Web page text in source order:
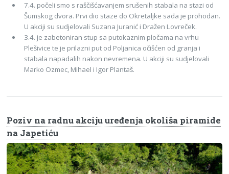
7.4. počeli smo s raščišćavanjem srušenih stabala na stazi od
Šumskog dvora. Prvi dio staze do Okretaljke sada je prohodan.
U akciji su sudjelovali Suzana Juranić i Dražen Lovreček.
3.4. je zabetoniran stup sa putokaznim pločama na vrhu
Plešivice te je prilazni put od Poljanica očišćen od granja i
stabala napadalih nakon nevremena. U akciji su sudjelovali
Marko Ozmec, Mihael i Igor Plantaš.
Poziv na radnu akciju uređenja okoliša piramide
na Japetiću